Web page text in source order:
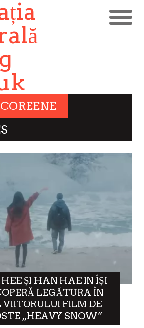
ȘI HAN HAE IN ÎȘI
LEGĂTURA ÎN
VIITORULUI FILM DE
„HEAVY SNOW”